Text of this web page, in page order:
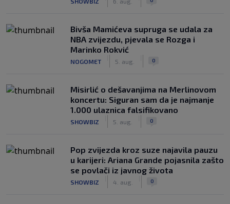
Bivša Mamićeva supruga se udala za
NBA zvijezdu, pjevala se Rozga i
Marinko Rokvić
NOGOMET 5. aug. 0
Misirlić o dešavanjima na Merlinovom
koncertu: Siguran sam da je najmanje
1.000 ulaznica falsifikovano
SHOWBIZ 5. aug. 0
Pop zvijezda kroz suze najavila pauzu
u karijeri: Ariana Grande pojasnila zašto
se povlači iz javnog života
SHOWBIZ 4. aug. 0